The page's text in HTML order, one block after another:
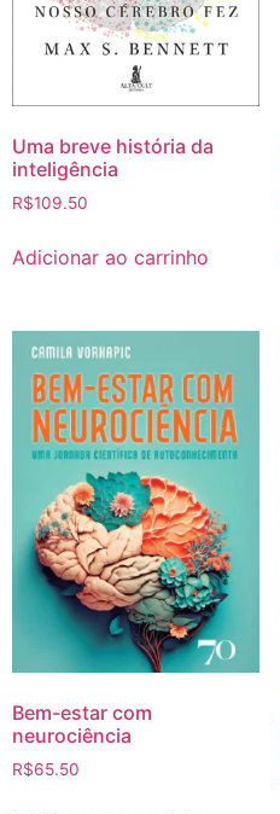
Uma breve história da
inteligência
R$109.50
Adicionar ao carrinho
Bem-estar com
neurociência
R$65.50